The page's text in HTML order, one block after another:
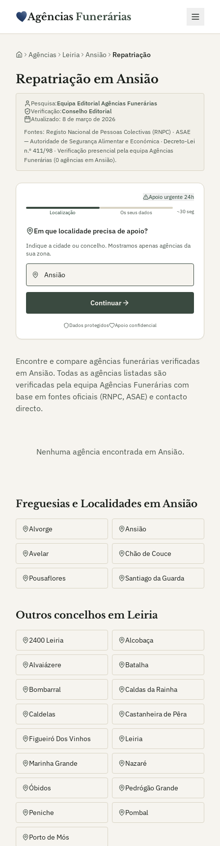
Agências Funerárias
Agências Leiria Ansião Repatriação
Repatriação em Ansião
Pesquisa:Equipa Editorial Agências Funerárias
Verificação:Conselho Editorial
Atualizado: 8 de março de 2026
Fontes: Registo Nacional de Pessoas Colectivas (RNPC) · ASAE
— Autoridade de Segurança Alimentar e Económica · Decreto-Lei
n.º 411/98 · Verificação presencial pela equipa Agências
Funerárias (0 agências em Ansião).
Apoio urgente 24h
Localização Os seus dados ~30 seg
Em que localidade precisa de apoio?
Indique a cidade ou concelho. Mostramos apenas agências da
sua zona.
Continuar
Dados protegidos Apoio confidencial
Encontre e compare agências funerárias verificadas
em Ansião. Todas as agências listadas são
verificadas pela equipa Agências Funerárias com
base em fontes oficiais (RNPC, ASAE) e contacto
directo.
Nenhuma agência encontrada em Ansião.
Freguesias e Localidades emAnsião
Alvorge Ansião
Avelar Chão de Couce
Pousaflores Santiago da Guarda
Outros concelhos em Leiria
2400 Leiria Alcobaça
Alvaiázere Batalha
Bombarral Caldas da Rainha
Caldelas Castanheira de Pêra
Figueiró Dos Vinhos Leiria
Marinha Grande Nazaré
Óbidos Pedrógão Grande
Peniche Pombal
Porto de Mós